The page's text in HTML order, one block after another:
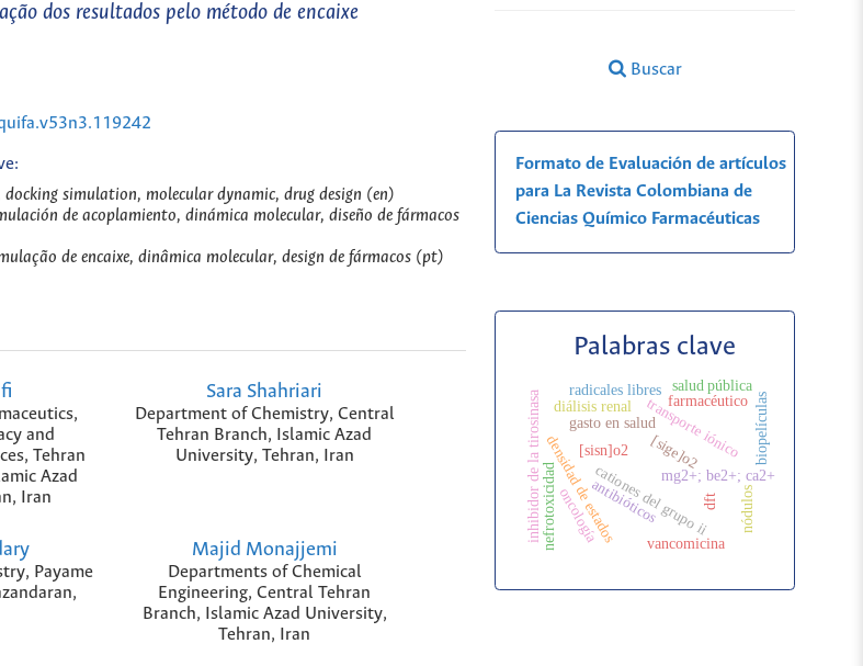
Buscar
dos resultados pelo método de encaixe
simulation, molecular dynamic, drug design (en)
de acoplamiento, dinámica molecular, diseño de fármacos
de encaixe, dinâmica molecular, design de fármacos (pt)
and
Tehran
Azad
Iran
Sara Shahriari
Department of Chemistry, Central
Tehran Branch, Islamic Azad
University, Tehran, Iran
Payame
Majid Monajjemi
Departments of Chemical
Engineering, Central Tehran
Branch, Islamic Azad University,
Tehran, Iran
Formato de Evaluación de artículos
para La Revista Colombiana de
Ciencias Químico Farmacéuticas
Palabras clave
cationes del grupo iimg2+; be2+; ca2+
transporte iónico
[sige]o2
[sisn]o2
densidad de estados
gasto en salud
antibióticos dft
diálisis renal farmacéutico
radicales libres
inhibidor de la tirosinasa
vancomicina
nefrotoxicidad nódulos
biopelículas
salud pública
oncología